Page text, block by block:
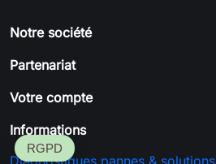
Notre société
Partenariat
Votre compte
Informations
Diagnostiques pannes & solutions